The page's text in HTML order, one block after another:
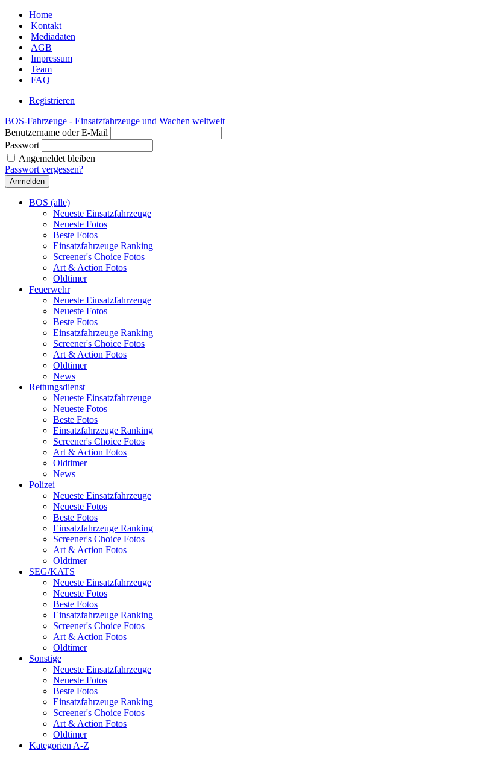
Home
|Kontakt
|Mediadaten
|AGB
|Impressum
|Team
|FAQ
Registrieren
BOS-Fahrzeuge - Einsatzfahrzeuge und Wachen weltweit
Benutzername oder E-Mail
Passwort
Angemeldet bleiben
Passwort vergessen?
BOS (alle)
Neueste Einsatzfahrzeuge
Neueste Fotos
Beste Fotos
Einsatzfahrzeuge Ranking
Screener's Choice Fotos
Art & Action Fotos
Oldtimer
Feuerwehr
Neueste Einsatzfahrzeuge
Neueste Fotos
Beste Fotos
Einsatzfahrzeuge Ranking
Screener's Choice Fotos
Art & Action Fotos
Oldtimer
News
Rettungsdienst
Neueste Einsatzfahrzeuge
Neueste Fotos
Beste Fotos
Einsatzfahrzeuge Ranking
Screener's Choice Fotos
Art & Action Fotos
Oldtimer
News
Polizei
Neueste Einsatzfahrzeuge
Neueste Fotos
Beste Fotos
Einsatzfahrzeuge Ranking
Screener's Choice Fotos
Art & Action Fotos
Oldtimer
SEG/KATS
Neueste Einsatzfahrzeuge
Neueste Fotos
Beste Fotos
Einsatzfahrzeuge Ranking
Screener's Choice Fotos
Art & Action Fotos
Oldtimer
Sonstige
Neueste Einsatzfahrzeuge
Neueste Fotos
Beste Fotos
Einsatzfahrzeuge Ranking
Screener's Choice Fotos
Art & Action Fotos
Oldtimer
Kategorien A-Z